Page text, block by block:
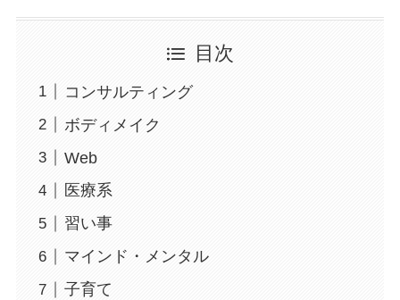
目次
コンサルティング
ボディメイク
Web
医療系
習い事
マインド・メンタル
子育て